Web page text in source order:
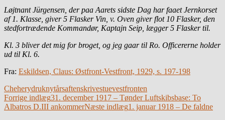
Løjtnant Jürgensen, der paa Aarets sidste Dag har faaet Jernkorset
af 1. Klasse, giver 5 Flasker Vin, v. Oven giver flot 10 Flasker, den
stedfortrædende Kommandør, Kaptajn Seip, lægger 5 Flasker til.
Kl. 3 bliver det mig for broget, og jeg gaar til Ro. Officererne holder
ud til Kl. 6.
Fra: Eskildsen, Claus: Østfront-Vestfront, 1929, s. 197-198
Cheherydruknytårsaftenskrivestuevestfronten
Indlægsnavigation
Forrige indlæg31. december 1917 – Tønder Luftskibsbase: To
Albatros D.III ankommerNæste indlæg1. januar 1918 – De faldne